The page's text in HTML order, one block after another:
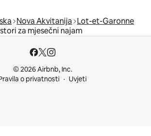
Nova Akvitanija Lot-et-Garonne
za mjesečni najam
© 2026 Airbnb, Inc.
o privatnosti
Uvjeti